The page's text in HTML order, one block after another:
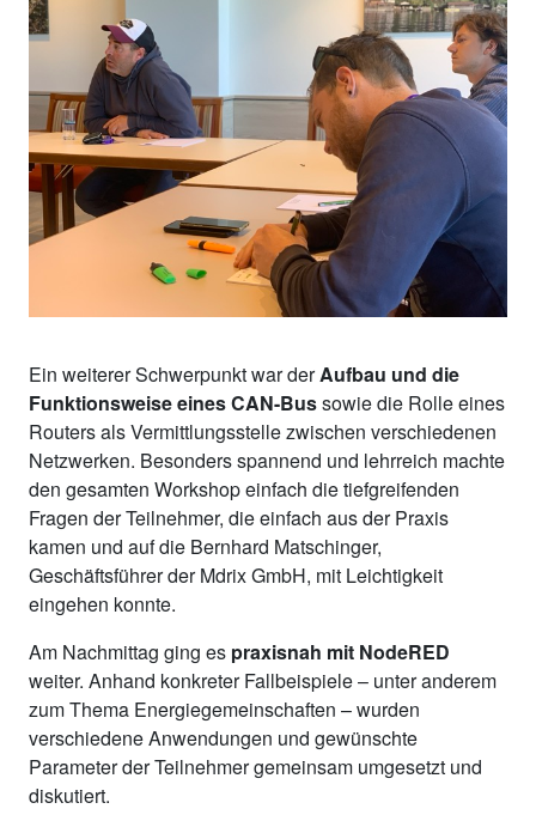
Ein weiterer Schwerpunkt war derAufbau und die
Funktionsweise eines CAN-Bussowie die Rolle eines
Routers als Vermittlungsstelle zwischen verschiedenen
Netzwerken. Besonders spannend und lehrreich machte
den gesamten Workshop einfach die tiefgreifenden
Fragen der Teilnehmer, die einfach aus der Praxis
kamen und auf die Bernhard Matschinger,
Geschäftsführer der Mdrix GmbH, mit Leichtigkeit
eingehen konnte.
Am Nachmittag ging es praxisnah mit NodeRED
weiter. Anhand konkreter Fallbeispiele – unter anderem
zum Thema Energiegemeinschaften – wurden
verschiedene Anwendungen und gewünschte
Parameter der Teilnehmer gemeinsam umgesetzt und
diskutiert.